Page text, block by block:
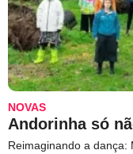
NOVAS
Andorinha só
Reimaginando a dança: